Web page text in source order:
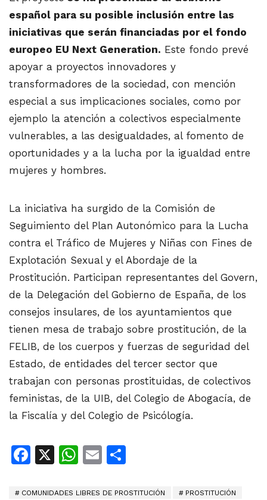
español para su posible inclusión entre las
iniciativas que serán financiadas por el fondo
europeo EU Next Generation. Este fondo prevé
apoyar a proyectos innovadores y
transformadores de la sociedad, con mención
especial a sus implicaciones sociales, como por
ejemplo la atención a colectivos especialmente
vulnerables, a las desigualdades, al fomento de
oportunidades y a la lucha por la igualdad entre
mujeres y hombres.
La iniciativa ha surgido de la Comisión de
Seguimiento del Plan Autonómico para la Lucha
contra el Tráfico de Mujeres y Niñas con Fines de
Explotación Sexual y el Abordaje de la
Prostitución. Participan representantes del Govern,
de la Delegación del Gobierno de España, de los
consejos insulares, de los ayuntamientos que
tienen mesa de trabajo sobre prostitución, de la
FELIB, de los cuerpos y fuerzas de seguridad del
Estado, de entidades del tercer sector que
trabajan con personas prostituidas, de colectivos
feministas, de la UIB, del Colegio de Abogacía, de
la Fiscalía y del Colegio de Psicólogía.
Facebook
X WhatsApp
Email
COMUNIDADES LIBRES DE PROSTITUCIÓN PROSTITUCIÓN